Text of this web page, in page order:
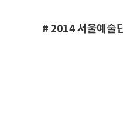
# 2014 서울예술